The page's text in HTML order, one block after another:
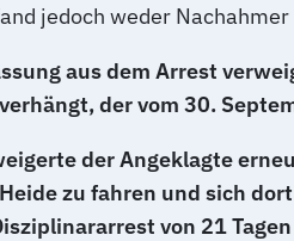
jedoch weder
aus dem Arrest
der vom 30.
der Angeklagte
zu fahren und sich
von 21